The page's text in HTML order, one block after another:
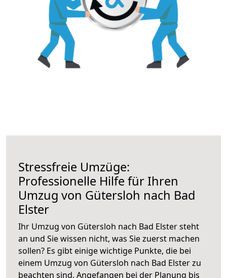
Stressfreie Umzüge:
Professionelle Hilfe für Ihren
Umzug von Gütersloh nach Bad
Elster
Ihr Umzug von Gütersloh nach Bad Elster steht
an und Sie wissen nicht, was Sie zuerst machen
sollen? Es gibt einige wichtige Punkte, die bei
einem Umzug von Gütersloh nach Bad Elster zu
beachten sind. Angefangen bei der Planung bis